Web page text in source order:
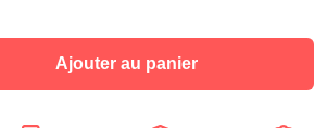
Ajouter au panier